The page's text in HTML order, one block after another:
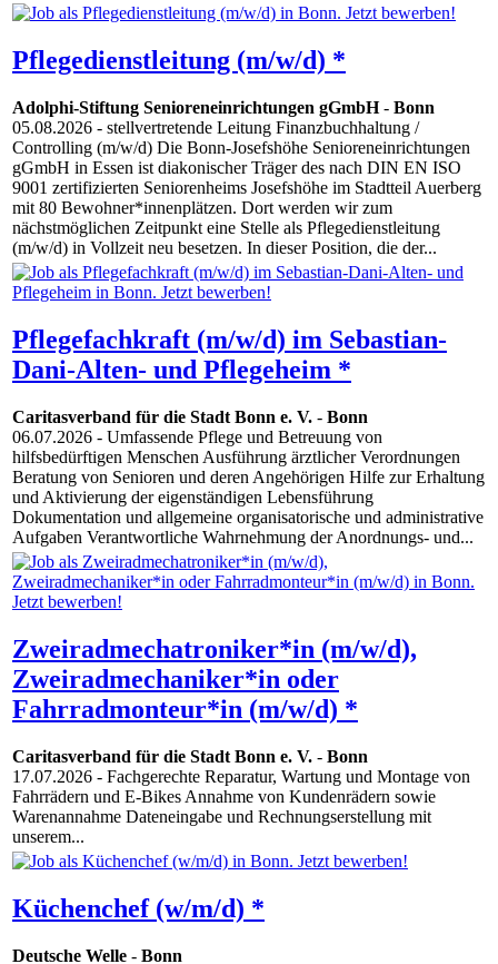
Pflegedienstleitung (m/w/d) *
Adolphi-Stiftung Senioreneinrichtungen gGmbH- Bonn
05.08.2026 - stellvertretende Leitung Finanzbuchhaltung /
Controlling (m/w/d) Die Bonn-Josefshöhe Senioreneinrichtungen
gGmbH in Essen ist diakonischer Träger des nach DIN EN ISO
9001 zertifizierten Seniorenheims Josefshöhe im Stadtteil Auerberg
mit 80 Bewohner*innenplätzen. Dort werden wir zum
nächstmöglichen Zeitpunkt eine Stelle als Pflegedienstleitung
(m/w/d) in Vollzeit neu besetzen. In dieser Position, die der...
Pflegefachkraft (m/w/d) im Sebastian-
Dani-Alten- und Pflegeheim *
Caritasverband für die Stadt Bonn e. V. - Bonn
06.07.2026 - Umfassende Pflege und Betreuung von
hilfsbedürftigen Menschen Ausführung ärztlicher Verordnungen
Beratung von Senioren und deren Angehörigen Hilfe zur Erhaltung
und Aktivierung der eigenständigen Lebensführung
Dokumentation und allgemeine organisatorische und administrative
Aufgaben Verantwortliche Wahrnehmung der Anordnungs- und...
Zweiradmechatroniker*in (m/w/d),
Zweiradmechaniker*in oder
Fahrradmonteur*in (m/w/d) *
Caritasverband für die Stadt Bonn e. V. - Bonn
17.07.2026 - Fachgerechte Reparatur, Wartung und Montage von
Fahrrädern und E-Bikes Annahme von Kundenrädern sowie
Warenannahme Dateneingabe und Rechnungserstellung mit
unserem...
Küchenchef (w/m/d) *
Deutsche Welle - Bonn